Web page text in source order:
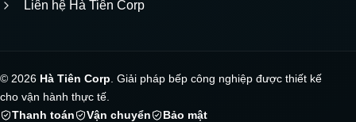
Liên hệ Hà Tiên Corp
© 2026 Hà Tiên Corp . Giải pháp bếp công nghiệp được thiết kế
cho vận hành thực tế.
Thanh toán
Vận chuyển Bảo mật